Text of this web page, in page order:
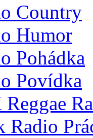
Country
Humor
Pohádka
Povídka
Radio